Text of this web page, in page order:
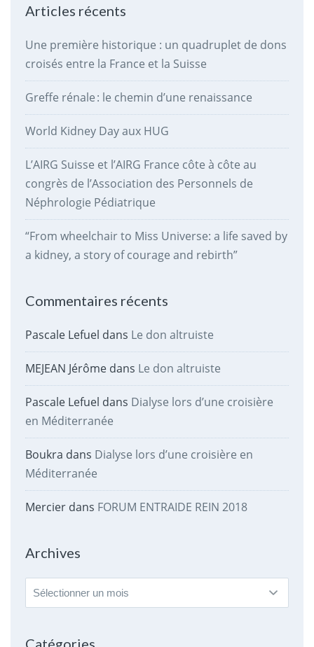
Articles récents
Une première historique : un quadruplet de dons
croisés entre la France et la Suisse
Greffe rénale : le chemin d’une renaissance
World Kidney Day aux HUG
L’AIRG Suisse et l’AIRG France côte à côte au
congrès de l’Association des Personnels de
Néphrologie Pédiatrique
“From wheelchair to Miss Universe: a life saved by
a kidney, a story of courage and rebirth”
Commentaires récents
Pascale Lefuel dans Le don altruiste
MEJEAN Jérômedans Le don altruiste
Pascale Lefuel dans Dialyse lors d’une croisière
en Méditerranée
Boukra dans Dialyse lors d’une croisière en
Méditerranée
Mercierdans FORUM ENTRAIDE REIN 2018
Archives
Archives
Catégories